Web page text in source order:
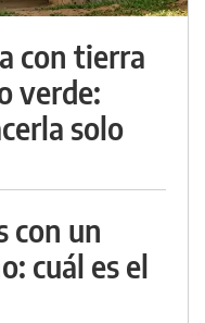
con tierra
verde:
solo
con un
cuál es el